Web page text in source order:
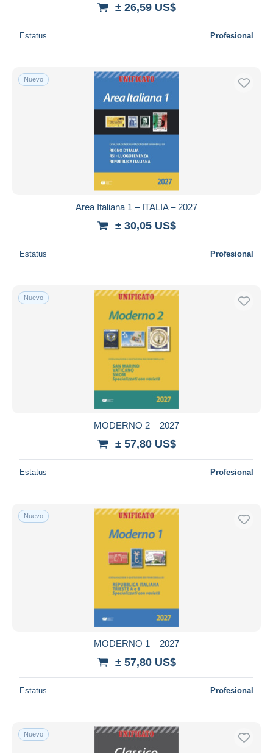
± 26,59 US$
Estatus Profesional
Nuevo
Area Italiana 1 – ITALIA – 2027
± 30,05 US$
Estatus Profesional
Nuevo
MODERNO 2 – 2027
± 57,80 US$
Estatus Profesional
Nuevo
MODERNO 1 – 2027
± 57,80 US$
Estatus Profesional
Nuevo